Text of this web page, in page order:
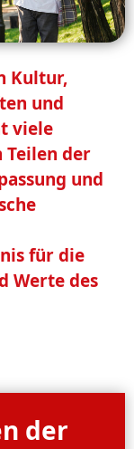
Kultur,
und
viele
Teilen der
und
für die
Werte des
der